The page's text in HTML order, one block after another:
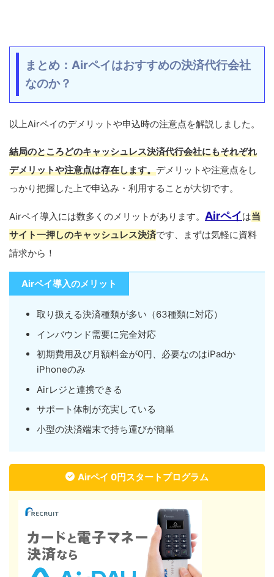
まとめ：Airペイはおすすめの決済代行会社
なのか？
以上Airペイのデメリットや申込時の注意点を解説しました。
結局のところどのキャッシュレス決済代行会社にもそれぞれ
デメリットや注意点は存在します。デメリットや注意点をし
っかり把握した上で申込み・利用することが大切です。
Airペイ導入には数多くのメリットがあります。 Airペイは当
サイト一押しのキャッシュレス決済です、まずは気軽に資料
請求から！
Airペイ導入のメリット
取り扱える決済種類が多い（63種類に対応）
インバウンド需要に完全対応
初期費用及び月額料金が0円、必要なのはiPadか
iPhoneのみ
Airレジと連携できる
サポート体制が充実している
小型の決済端末で持ち運びが簡単
Airペイ 0円スタートプログラム